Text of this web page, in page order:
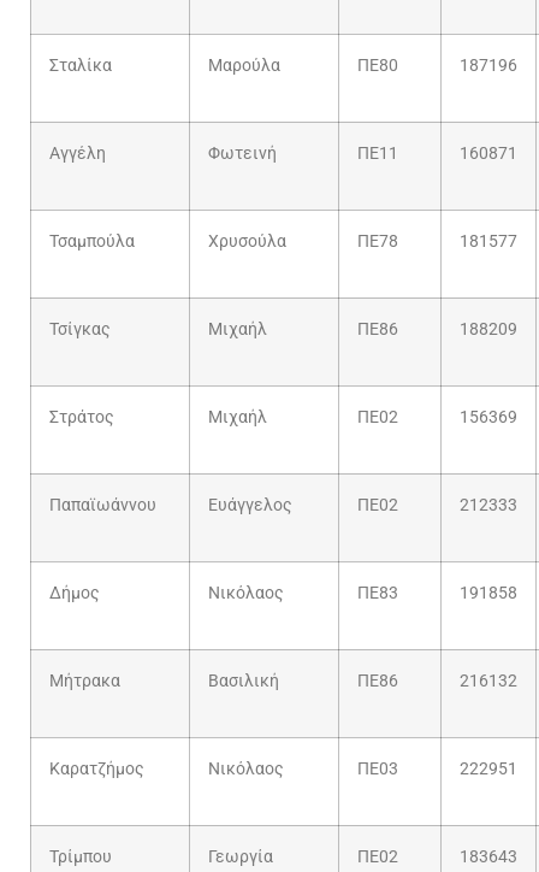
Σταλίκα Μαρούλα ΠΕ80 187196
Αγγέλη Φωτεινή ΠΕ11 160871
Τσαμπούλα Χρυσούλα ΠΕ78 181577
Τσίγκας Μιχαήλ ΠΕ86 188209
Στράτος Μιχαήλ ΠΕ02 156369
Παπαϊωάννου Ευάγγελος ΠΕ02 212333
Δήμος Νικόλαος ΠΕ83 191858
Μήτρακα Βασιλική ΠΕ86 216132
Καρατζήμος Νικόλαος ΠΕ03 222951
Τρίμπου Γεωργία ΠΕ02 183643